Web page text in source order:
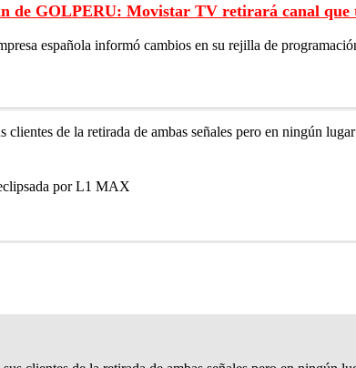
de GOLPERU: Movistar TV retirará canal que
española informó cambios en su rejilla de
de la retirada de ambas señales pero en ningún
por L1 MAX